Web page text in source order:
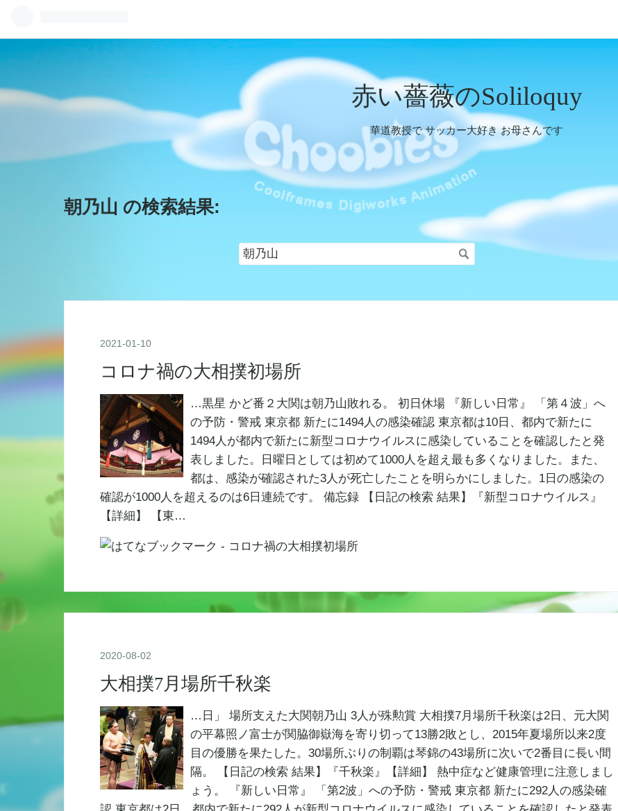
赤い薔薇のSoliloquy
華道教授で サッカー大好き お母さんです
朝乃山 の検索結果:
2021-01-10
コロナ禍の大相撲初場所
…黒星 かど番２大関は朝乃山敗れる。 初日休場 『新しい日常』 「第４波」へ
の予防・警戒 東京都 新たに1494人の感染確認 東京都は10日、都内で新たに
1494人が都内で新たに新型コロナウイルスに感染していることを確認したと発
表しました。日曜日としては初めて1000人を超え最も多くなりました。また、
都は、感染が確認された3人が死亡したことを明らかにしました。1日の感染の
確認が1000人を超えるのは6日連続です。 備忘録 【日記の検索 結果】『新型コロナウイルス』
【詳細】 【東…
2020-08-02
大相撲7月場所千秋楽
…日」 場所支えた大関朝乃山 3人が殊勲賞 大相撲7月場所千秋楽は2日、元大関
の平幕照ノ富士が関脇御嶽海を寄り切って13勝2敗とし、2015年夏場所以来2度
目の優勝を果たした。30場所ぶりの制覇は琴錦の43場所に次いで2番目に長い間
隔。 【日記の検索 結果】『千秋楽』【詳細】 熱中症など健康管理に注意しまし
ょう。 『新しい日常』 「第2波」への予防・警戒 東京都 新たに292人の感染確